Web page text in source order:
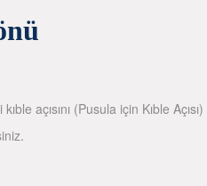
açısını (Pusula için Kıble